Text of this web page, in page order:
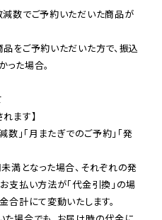
減数でご予約いただいた商品が
をご予約いただいた方で、振込
た場合。
ます】
数」「月またぎでのご予約」「発
満となった場合、それぞれの発
支払い方法が「代金引換」の場